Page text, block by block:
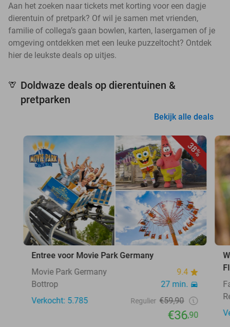
Aan het zoeken naar tickets met korting voor een dagje
dierentuin of pretpark? Of wil je samen met vrienden,
familie of collega’s gaan bowlen, karten, lasergamen of je
omgeving ontdekken met een leuke puzzeltocht? Ontdek
hier de leukste deals op uitjes.
🦒 Doldwaze deals op dierentuinen &
pretparken
Bekijk alle deals
38%
Entree voor Movie Park Germany
Movie Park Germany
9.4
Bottrop
27 min.
Verkocht: 5.785
Regulier €59,90
€36,90